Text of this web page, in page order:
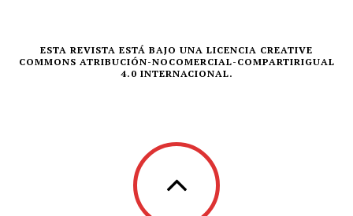
ESTA REVISTA ESTÁ BAJO UNA LICENCIA CREATIVE
COMMONS ATRIBUCIÓN-NOCOMERCIAL-COMPARTIRIGUAL
4.0 INTERNACIONAL.